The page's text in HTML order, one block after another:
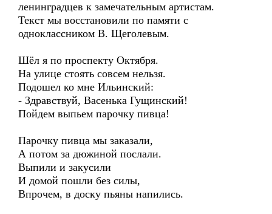
ленинградцев к замечательным артистам.
Текст мы восстановили по памяти с
одноклассником В. Щеголевым.
Шёл я по проспекту Октября.
На улице стоять совсем нельзя.
Подошел ко мне Ильинский:
- Здравствуй, Васенька Гущинский!
Пойдем выпьем парочку пивца!
Парочку пивца мы заказали,
А потом за дюжиной послали.
Выпили и закусили
И домой пошли без силы,
Впрочем, в доску пьяны напились.